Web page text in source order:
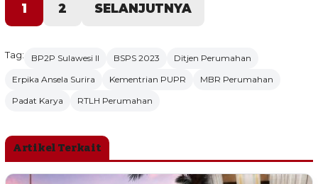
1 2 SELANJUTNYA
Tag: BP2P Sulawesi II BSPS 2023
Ditjen Perumahan
Erpika Ansela Surira
Kementrian PUPR
MBR Perumahan
Padat Karya
RTLH Perumahan
Artikel Terkait